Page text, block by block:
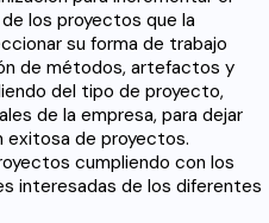
los proyectos que la
su forma de trabajo
de métodos, artefactos y
del tipo de proyecto,
de la empresa, para dejar
de proyectos.
cumpliendo con los
interesadas de los diferentes